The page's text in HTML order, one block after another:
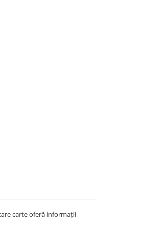
carte oferă informații